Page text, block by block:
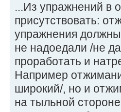
...Из упражнений в
присутствовать:
упражнения
не надоедали /не
проработать и
Например
широкий/, но и
на тыльной